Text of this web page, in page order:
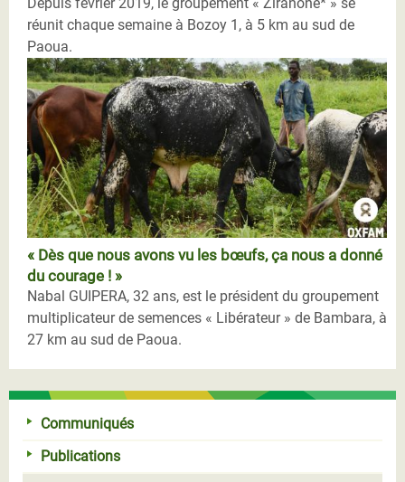
réunit chaque semaine à Bozoy 1, à 5 km au sud de
Paoua.
« Dès que nous avons vu les bœufs, ça nous a donné
du courage ! »
Nabal GUIPERA, 32 ans, est le président du groupement
multiplicateur de semences « Libérateur » de Bambara, à
27 km au sud de Paoua.
Communiqués
Publications